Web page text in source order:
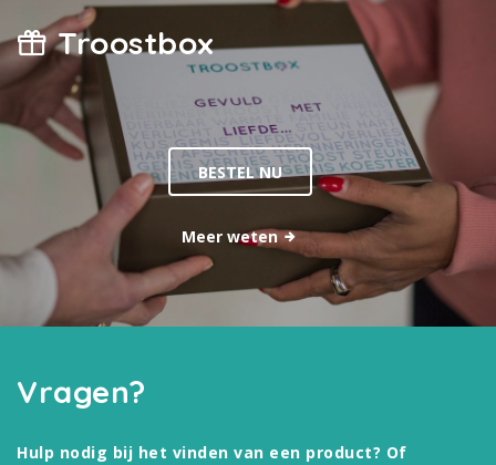
Troostbox
BESTEL NU
Meer weten
Vragen?
Hulp nodig bij het vinden van een product? Of